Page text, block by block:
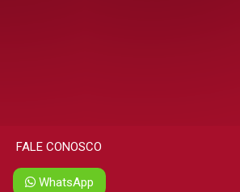
FALE CONOSCO
WhatsApp